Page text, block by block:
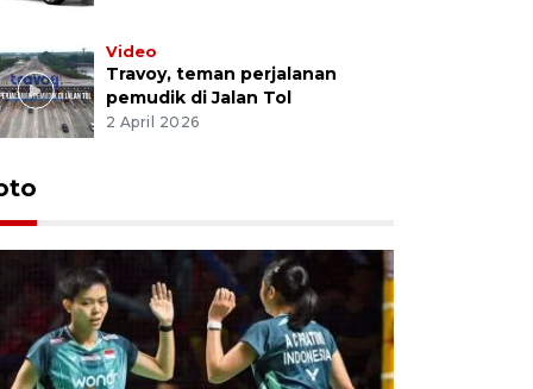
Video
Travoy, teman perjalanan
pemudik di Jalan Tol
2 April 2026